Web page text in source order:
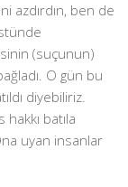
azdırdın, ben de
(suçunun)
O gün bu
diyebiliriz.
batıla
uyan insanlar